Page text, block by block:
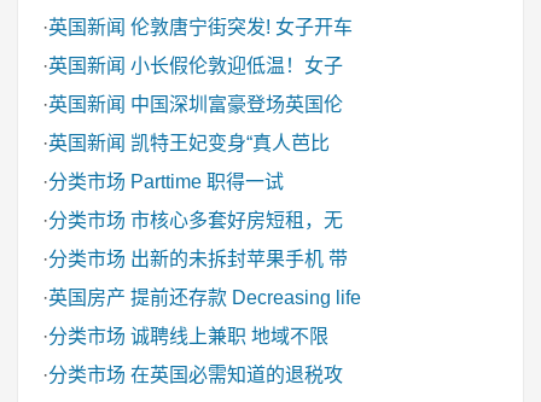
·英国新闻 伦敦唐宁街突发! 女子开车
·英国新闻 小长假伦敦迎低温！女子
·英国新闻 中国深圳富豪登场英国伦
·英国新闻 凯特王妃变身“真人芭比
·分类市场 Parttime 职得一试
·分类市场 市核心多套好房短租，无
·分类市场 出新的未拆封苹果手机 带
·英国房产 提前还存款 Decreasing life
·分类市场 诚聘线上兼职 地域不限
·分类市场 在英国必需知道的退税攻